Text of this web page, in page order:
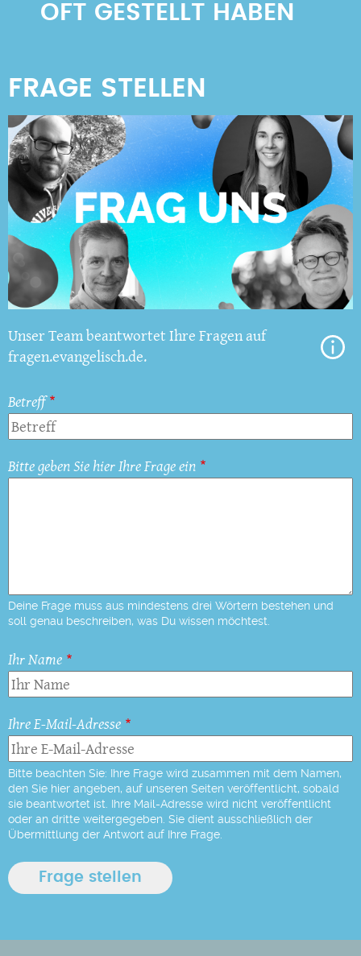
OFT GESTELLT HABEN
Unser Team beantwortet Ihre Fragen auf
fragen.evangelisch.de.
Betreff
Bitte geben Sie hier Ihre Frage ein
Deine Frage muss aus mindestens drei Wörtern bestehen und
soll genau beschreiben, was Du wissen möchtest.
Ihr Name
Ihre E-Mail-Adresse
Bitte beachten Sie: Ihre Frage wird zusammen mit dem Namen,
den Sie hier angeben, auf unseren Seiten veröffentlicht, sobald
sie beantwortet ist. Ihre Mail-Adresse wird nicht veröffentlicht
oder an dritte weitergegeben. Sie dient ausschließlich der
Übermittlung der Antwort auf Ihre Frage.